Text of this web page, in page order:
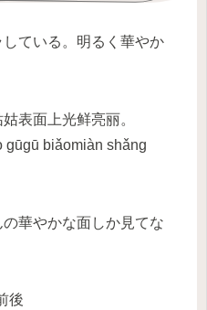
ている。明るく華やか
表面上光鲜亮丽。
gūgū biǎomiàn shǎng
華やかな面しか見てな
後